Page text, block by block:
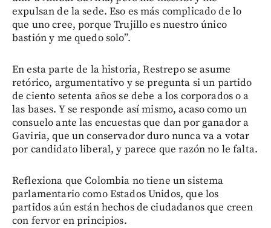
expulsan de la sede. Eso es más complicado de lo
que uno cree, porque Trujillo es nuestro único
bastión y me quedo solo”.
En esta parte de la historia, Restrepo se asume
retórico, argumentativo y se pregunta si un partido
de ciento setenta años se debe a los corporados o a
las bases. Y se responde así mismo, acaso como un
consuelo ante las encuestas que dan por ganador a
Gaviria, que un conservador duro nunca va a votar
por candidato liberal, y parece que razón no le falta.
Reflexiona que Colombia no tiene un sistema
parlamentario como Estados Unidos, que los
partidos aún están hechos de ciudadanos que creen
con fervor en principios.